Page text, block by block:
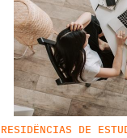
RESIDÊNCIAS DE